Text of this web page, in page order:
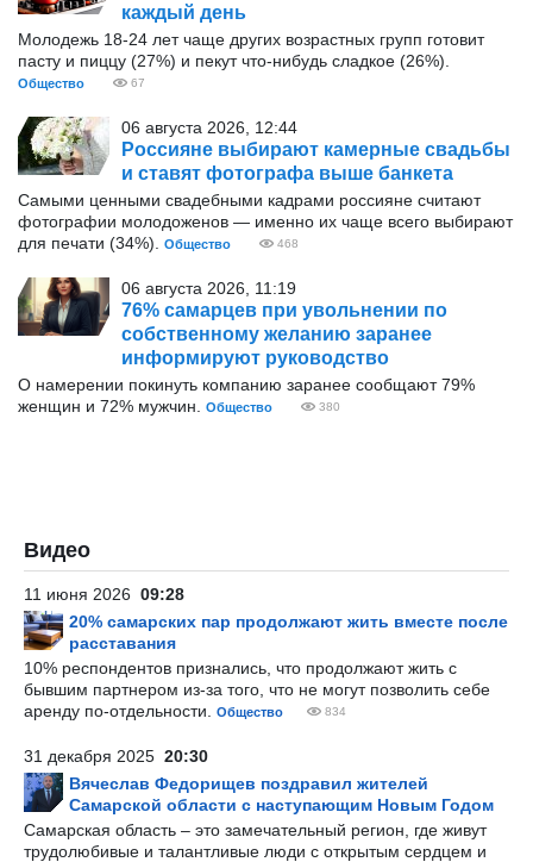
каждый день
Молодежь 18-24 лет чаще других возрастных групп готовит
пасту и пиццу (27%) и пекут что-нибудь сладкое (26%).
Общество 67
06 августа 2026, 12:44
Россияне выбирают камерные свадьбы
и ставят фотографа выше банкета
Самыми ценными свадебными кадрами россияне считают
фотографии молодоженов — именно их чаще всего выбирают
для печати (34%).
Общество 468
06 августа 2026, 11:19
76% самарцев при увольнении по
собственному желанию заранее
информируют руководство
О намерении покинуть компанию заранее сообщают 79%
женщин и 72% мужчин.
Общество 380
Видео
11 июня 2026 09:28
20% самарских пар продолжают жить вместе после
расставания
10% респондентов признались, что продолжают жить с
бывшим партнером из-за того, что не могут позволить себе
аренду по-отдельности.
Общество 834
31 декабря 2025 20:30
Вячеслав Федорищев поздравил жителей
Самарской области с наступающим Новым Годом
Самарская область – это замечательный регион, где живут
трудолюбивые и талантливые люди с открытым сердцем и